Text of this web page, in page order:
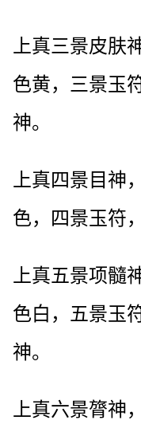
上真三景皮肤
色黄，三景玉
神。
上真四景目神
色，四景玉符
上真五景项髓
色白，五景玉
神。
上真六景膂神